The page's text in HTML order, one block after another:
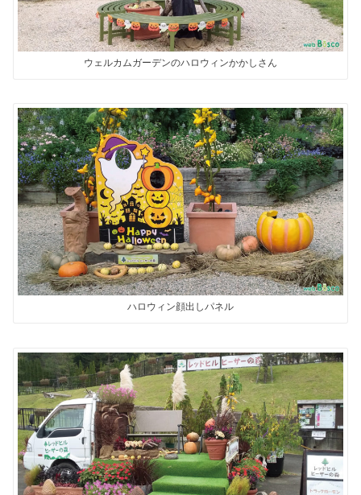
ウェルカムガーデンのハロウィンかかしさん
ハロウィン顔出しパネル